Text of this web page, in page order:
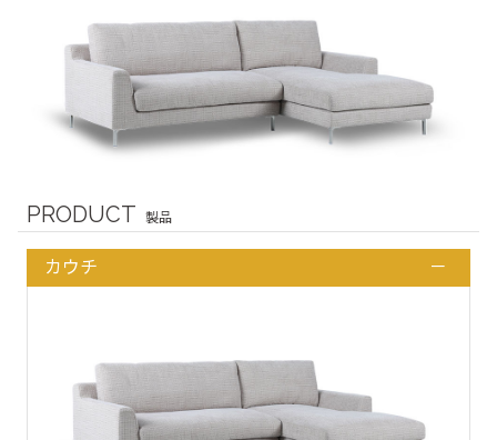
PRODUCT 製品
カウチ